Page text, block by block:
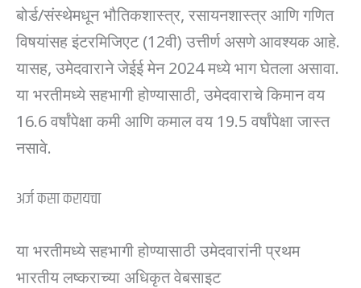
बोर्ड/संस्थेमधून भौतिकशास्त्र, रसायनशास्त्र आणि गणित
विषयांसह इंटरमिजिएट (12वी) उत्तीर्ण असणे आवश्यक आहे.
यासह, उमेदवाराने जेईई मेन 2024 मध्ये भाग घेतला असावा.
या भरतीमध्ये सहभागी होण्यासाठी, उमेदवाराचे किमान वय
16.6 वर्षांपेक्षा कमी आणि कमाल वय 19.5 वर्षांपेक्षा जास्त
नसावे.
अर्ज कसा करायचा
या भरतीमध्ये सहभागी होण्यासाठी उमेदवारांनी प्रथम
भारतीय लष्कराच्या अधिकृत वेबसाइट